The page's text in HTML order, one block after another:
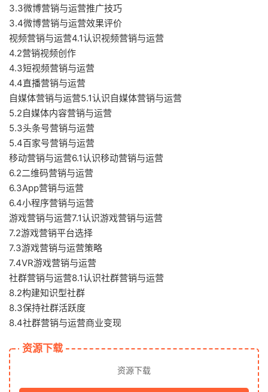
3.3微博营销与运营推广技巧
3.4微博营销与运营效果评价
视频营销与运营4.1认识视频营销与运营
4.2营销视频创作
4.3短视频营销与运营
4.4直播营销与运营
自媒体营销与运营5.1认识自媒体营销与运营
5.2自媒体内容营销与运营
5.3头条号营销与运营
5.4百家号营销与运营
移动营销与运营6.1认识移动营销与运营
6.2二维码营销与运营
6.3App营销与运营
6.4小程序营销与运营
游戏营销与运营7.1认识游戏营销与运营
7.2游戏营销平台选择
7.3游戏营销与运营策略
7.4VR游戏营销与运营
社群营销与运营8.1认识社群营销与运营
8.2构建知识型社群
8.3保持社群活跃度
8.4社群营销与运营商业变现
资源下载
资源下载